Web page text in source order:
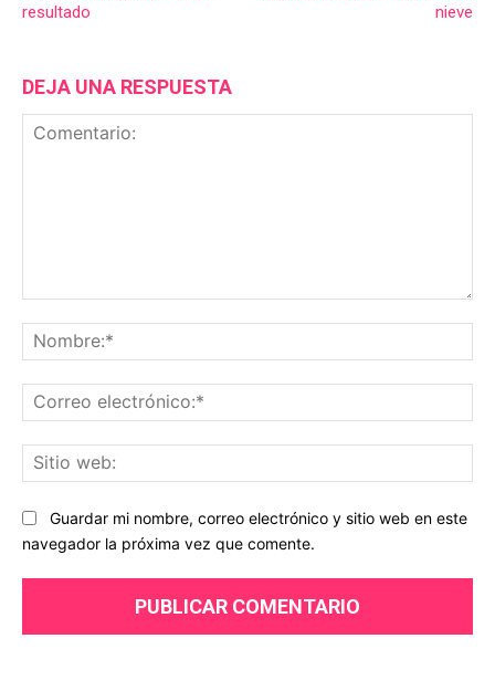
resultado
nieve
DEJA UNA RESPUESTA
Guardar mi nombre, correo electrónico y sitio web en este
navegador la próxima vez que comente.